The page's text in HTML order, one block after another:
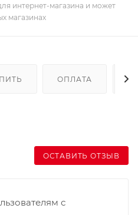
интернет-магазина и может
магазинах
ОПЛАТА
ОСТАВИТЬ ОТЗЫВ
с